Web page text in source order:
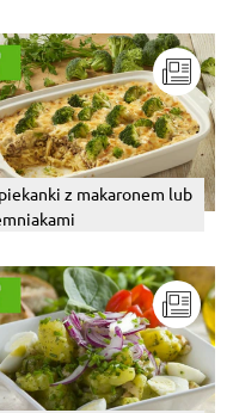
z makaronem lub